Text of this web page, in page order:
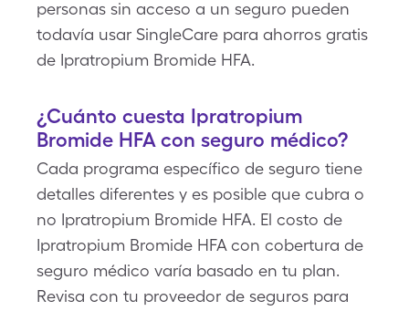
personas sin acceso a un seguro pueden
todavía usar SingleCare para ahorros gratis
de Ipratropium Bromide HFA.
¿Cuánto cuesta Ipratropium
Bromide HFA con seguro médico?
Cada programa específico de seguro tiene
detalles diferentes y es posible que cubra o
no Ipratropium Bromide HFA. El costo de
Ipratropium Bromide HFA con cobertura de
seguro médico varía basado en tu plan.
Revisa con tu proveedor de seguros para